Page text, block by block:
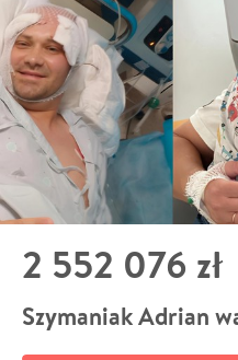
2 552 076 zł
Szymaniak Adrian